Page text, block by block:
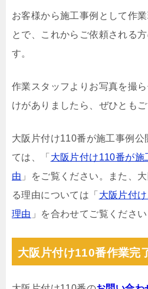
お客様から施工事例として作
とで、これからご依頼される
す。
作業スタッフよりお写真を撮
けがありましたら、ぜひとも
大阪片付け110番が施工事例
ては、「 大阪片付け110番が施
由 」をご覧ください。また、
る理由については「 大阪片付
理由 」を合わせてご覧ください
大阪片付け110番作業完